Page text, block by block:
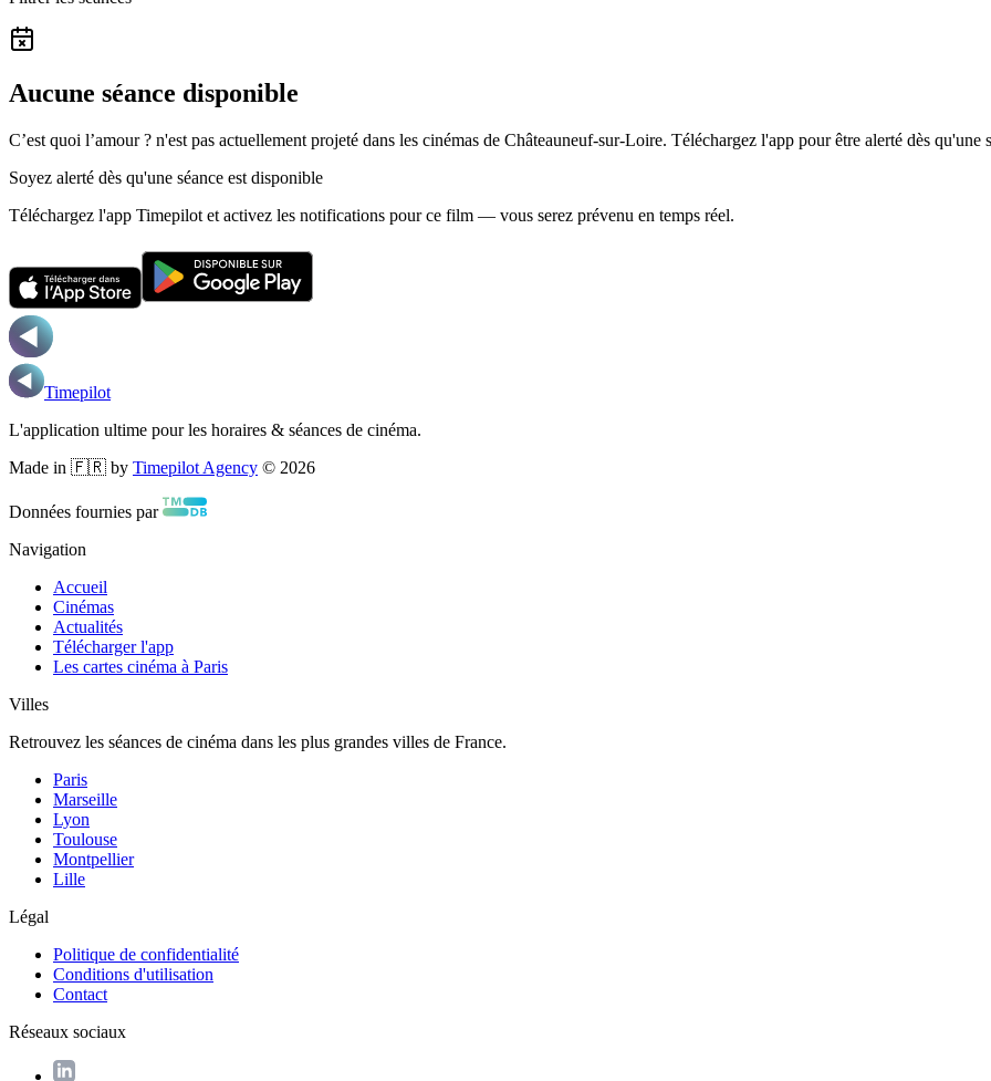
Aucune séance disponible
C’est quoi l’amour ? n'est pas actuellement projeté dans les cinémas de Châteauneuf-sur-Loire. Téléchargez l'app pour être alerté dès qu'une
Soyez alerté dès qu'une séance est disponible
Téléchargez l'app Timepilot et activez les notifications pour ce film — vous serez prévenu en temps réel.
Timepilot
L'application ultime pour les horaires & séances de cinéma.
Made in 🇫🇷 by Timepilot Agency © 2026
Données fournies par
Navigation
Accueil
Cinémas
Actualités
Télécharger l'app
Les cartes cinéma à Paris
Villes
Retrouvez les séances de cinéma dans les plus grandes villes de France.
Paris
Marseille
Lyon
Toulouse
Montpellier
Lille
Légal
Politique de confidentialité
Conditions d'utilisation
Contact
Réseaux sociaux